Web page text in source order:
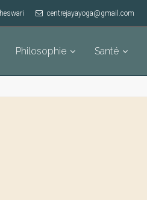
centrejayayoga@gmail.com
Philosophie Santé